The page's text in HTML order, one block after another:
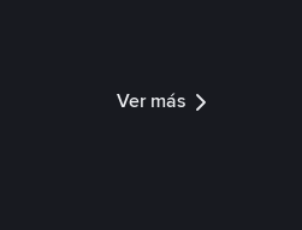
Ver más